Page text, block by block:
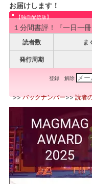
お届けします！
【独自配信版】
１分間書評！『一日一
読者数 ま
発行周期
登録 解除
>>バックナンバー>>読者